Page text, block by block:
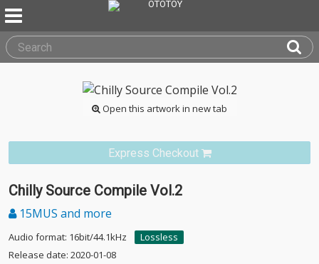
Open this artwork in new tab
Express Checkout
Chilly Source Compile Vol.2
15MUS and more
Audio format: 16bit/44.1kHz
Lossless
Release date: 2020-01-08